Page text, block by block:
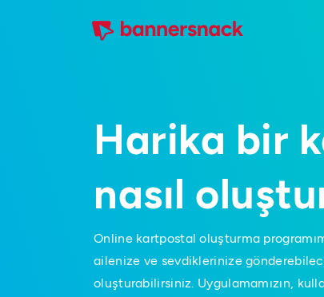
Harika bir
nasıl
Online kartpostal oluşturma
ailenize ve sevdiklerinize
oluşturabilirsiniz. Uygulamamızın,